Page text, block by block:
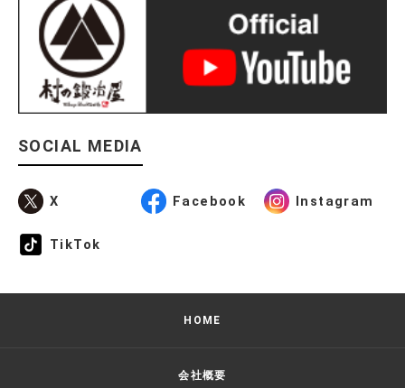
SOCIAL MEDIA
X Facebook Instagram
TikTok
HOME
会社概要